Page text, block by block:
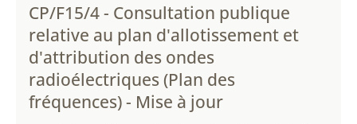
CP/F15/4 - Consultation publique
relative au plan d'allotissement et
d'attribution des ondes
radioélectriques (Plan des
fréquences) - Mise à jour